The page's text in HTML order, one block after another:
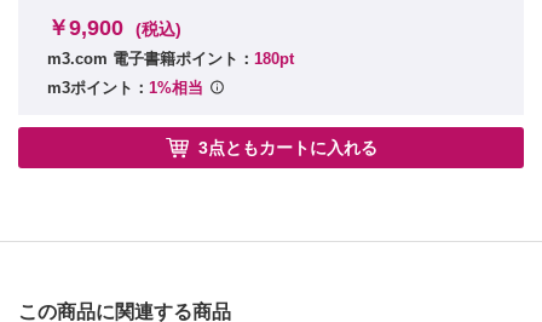
￥9,900 (税込)
m3.com 電子書籍ポイント： 180pt
m3ポイント： 1%相当
3点ともカートに入れる
この商品に関連する商品